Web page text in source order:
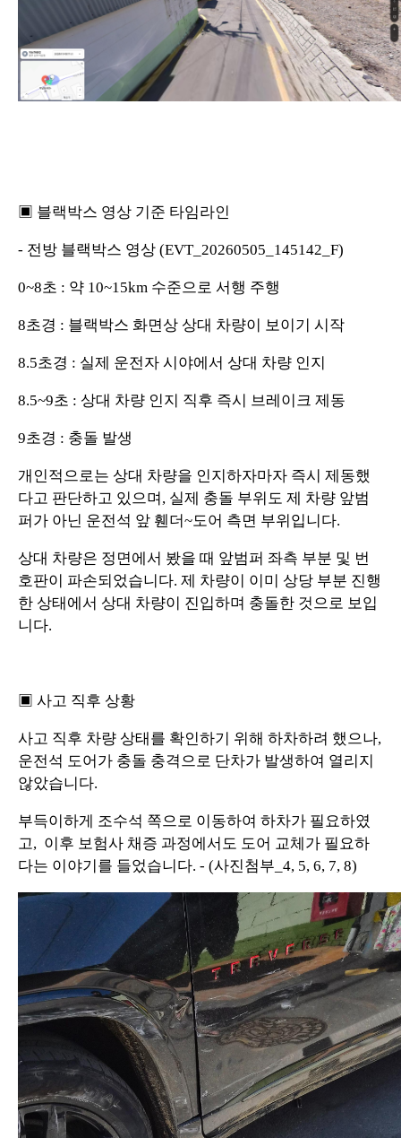
▣ 블랙박스 영상 기준 타임라인
- 전방 블랙박스 영상 (EVT_20260505_145142_F)
0~8초 : 약 10~15km 수준으로 서행 주행
8초경 : 블랙박스 화면상 상대 차량이 보이기 시작
8.5초경 : 실제 운전자 시야에서 상대 차량 인지
8.5~9초 : 상대 차량 인지 직후 즉시 브레이크 제동
9초경 : 충돌 발생
개인적으로는 상대 차량을 인지하자마자 즉시 제동했
다고 판단하고 있으며, 실제 충돌 부위도 제 차량 앞범
퍼가 아닌 운전석 앞 휀더~도어 측면 부위입니다.
상대 차량은 정면에서 봤을 때 앞범퍼 좌측 부분 및 번
호판이 파손되었습니다. 제 차량이 이미 상당 부분 진행
한 상태에서 상대 차량이 진입하며 충돌한 것으로 보입
니다.
▣ 사고 직후 상황
사고 직후 차량 상태를 확인하기 위해 하차하려 했으나,
운전석 도어가 충돌 충격으로 단차가 발생하여 열리지
않았습니다.
부득이하게 조수석 쪽으로 이동하여 하차가 필요하였
고, 이후 보험사 채증 과정에서도 도어 교체가 필요하
다는 이야기를 들었습니다. - (사진첨부_4, 5, 6, 7, 8)